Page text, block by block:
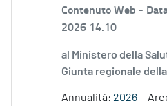
Contenuto Web -
2026 14.10
al Ministero della
Giunta regionale
Annualità: 2026